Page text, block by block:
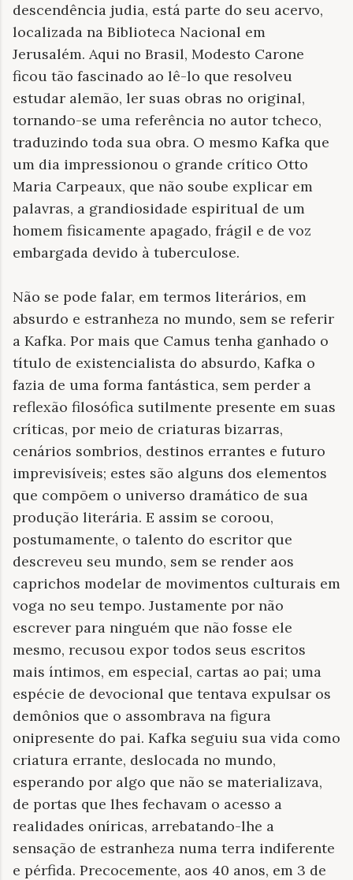
descendência judia, está parte do seu acervo,
localizada na Biblioteca Nacional em
Jerusalém. Aqui no Brasil, Modesto Carone
ficou tão fascinado ao lê-lo que resolveu
estudar alemão, ler suas obras no original,
tornando-se uma referência no autor tcheco,
traduzindo toda sua obra. O mesmo Kafka que
um dia impressionou o grande crítico Otto
Maria Carpeaux, que não soube explicar em
palavras, a grandiosidade espiritual de um
homem fisicamente apagado, frágil e de voz
embargada devido à tuberculose.
Não se pode falar, em termos literários, em
absurdo e estranheza no mundo, sem se referir
a Kafka. Por mais que Camus tenha ganhado o
título de existencialista do absurdo, Kafka o
fazia de uma forma fantástica, sem perder a
reflexão filosófica sutilmente presente em suas
críticas, por meio de criaturas bizarras,
cenários sombrios, destinos errantes e futuro
imprevisíveis; estes são alguns dos elementos
que compõem o universo dramático de sua
produção literária. E assim se coroou,
postumamente, o talento do escritor que
descreveu seu mundo, sem se render aos
caprichos modelar de movimentos culturais em
voga no seu tempo. Justamente por não
escrever para ninguém que não fosse ele
mesmo, recusou expor todos seus escritos
mais íntimos, em especial, cartas ao pai; uma
espécie de devocional que tentava expulsar os
demônios que o assombrava na figura
onipresente do pai. Kafka seguiu sua vida como
criatura errante, deslocada no mundo,
esperando por algo que não se materializava,
de portas que lhes fechavam o acesso a
realidades oníricas, arrebatando-lhe a
sensação de estranheza numa terra indiferente
e pérfida. Precocemente, aos 40 anos, em 3 de